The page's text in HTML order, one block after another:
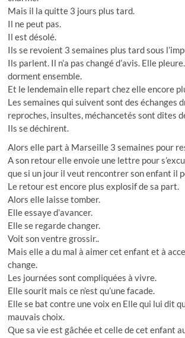
Mais il la quitte 3 jours plus tard.
Il ne peut pas.
Il est désolé.
Ils se revoient 3 semaines plus tard sous
Ils parlent. Il n’a pas changé d’avis. Elle
dorment ensemble.
Et le lendemain elle repart chez elle encore
Les semaines qui suivent sont des échanges
reproches, insultes, méchancetés sont dites
Ils se déchirent.
Alors elle part à Marseille 3 semaines pour
A son retour elle envoie une lettre pour
que si un jour il veut rencontrer son enfant il
Le retour est encore plus explosif de sa part.
Alors elle laisse tomber.
Elle essaye d’avancer.
Elle se regarde changer.
Voit son ventre grossir..
Mais elle a du mal à aimer cet enfant et à
change.
Les journées sont compliquées à vivre.
Elle sourit mais ce n’est qu’unefacade.
Elle se bat contre une voix en Elle qui lui dit
mauvais choix.
Que sa vie est gâchée et celle de cet enfant